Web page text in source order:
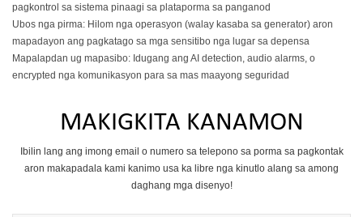
pagkontrol sa sistema pinaagi sa plataporma sa panganod
Ubos nga pirma: Hilom nga operasyon (walay kasaba sa generator) aron
mapadayon ang pagkatago sa mga sensitibo nga lugar sa depensa
Mapalapdan ug mapasibo: Idugang ang AI detection, audio alarms, o
encrypted nga komunikasyon para sa mas maayong seguridad
MAKIGKITA KANAMON
Ibilin lang ang imong email o numero sa telepono sa porma sa pagkontak
aron makapadala kami kanimo usa ka libre nga kinutlo alang sa among
daghang mga disenyo!